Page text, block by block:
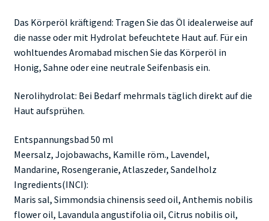
Das Körperöl kräftigend: Tragen Sie das Öl idealerweise auf
die nasse oder mit Hydrolat befeuchtete Haut auf. Für ein
wohltuendes Aromabad mischen Sie das Körperöl in
Honig, Sahne oder eine neutrale Seifenbasis ein.
Nerolihydrolat: Bei Bedarf mehrmals täglich direkt auf die
Haut aufsprühen.
Entspannungsbad 50 ml
Meersalz, Jojobawachs, Kamille röm., Lavendel,
Mandarine, Rosengeranie, Atlaszeder, Sandelholz
Ingredients(INCI):
Maris sal, Simmondsia chinensis seed oil, Anthemis nobilis
flower oil, Lavandula angustifolia oil, Citrus nobilis oil,